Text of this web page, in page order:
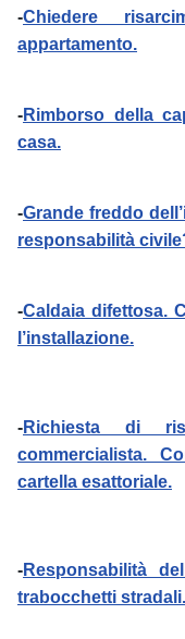
-Chiedere
appartamento.
-Rimborso della
casa.
-Grande freddo
responsabilità
-Caldaia difettosa.
l’installazione.
-Richiesta di
commercialista.
cartella esattoriale.
-Responsabilità
trabocchetti stradali.